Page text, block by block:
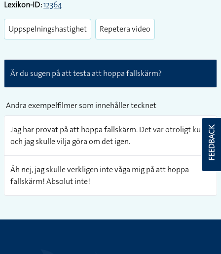
Lexikon-ID:12364
Uppspelningshastighet Repetera video
Är du sugen på att testa att hoppa fallskärm?
Andra exempelfilmer som innehåller tecknet
Jag har provat på att hoppa fallskärm. Det var otroligt kul
och jag skulle vilja göra om det igen.
Åh nej, jag skulle verkligen inte våga mig på att hoppa
fallskärm! Absolut inte!
FEEDBACK